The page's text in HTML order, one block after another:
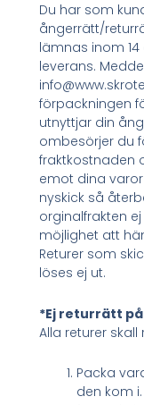
Du har som
ångerrätt/
lämnas inom
leverans.
förpackningen
utnyttjar din
ombesörjer du
fraktkostnaden
emot dina
nyskick så
orginalfrakten
möjlighet att
Returer som
löses ej ut.
*Ej returrätt
Alla returer
Packa
den kom